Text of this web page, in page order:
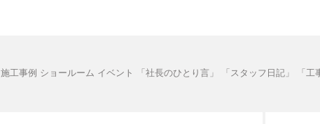
施工事例 ショールーム イベント 「社長のひとり言」 「スタッフ日記」 「工